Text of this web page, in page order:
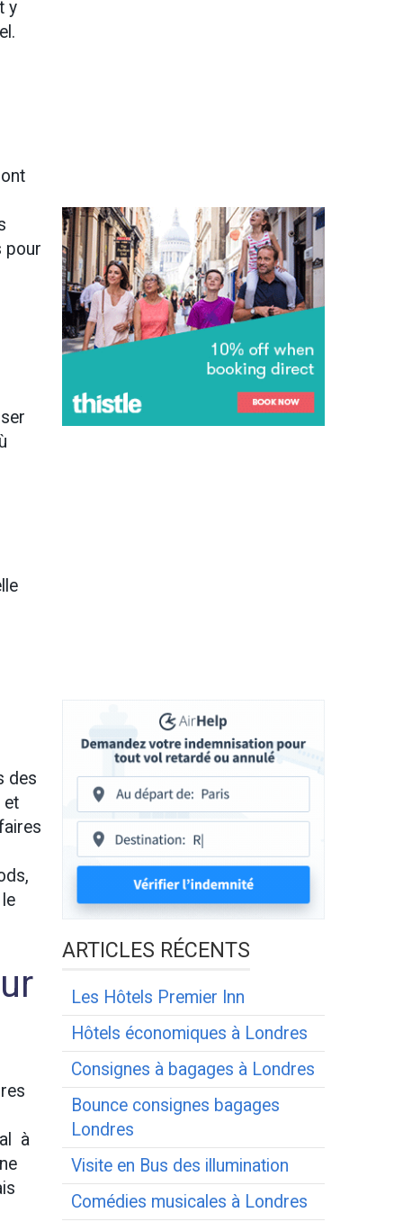
y
pour
des
et
à
ARTICLES RÉCENTS
Les Hôtels Premier Inn
Hôtels économiques à Londres
Consignes à bagages à Londres
Bounce consignes bagages
Londres
Visite en Bus des illumination
Comédies musicales à Londres